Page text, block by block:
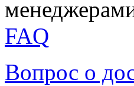
FAQ
Вопрос о